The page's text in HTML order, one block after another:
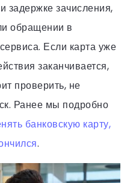
задержке зачисления,
обращении в
Если карта уже
заканчивается,
проверить, не
Ранее мы подробно
банковскую карту,
.